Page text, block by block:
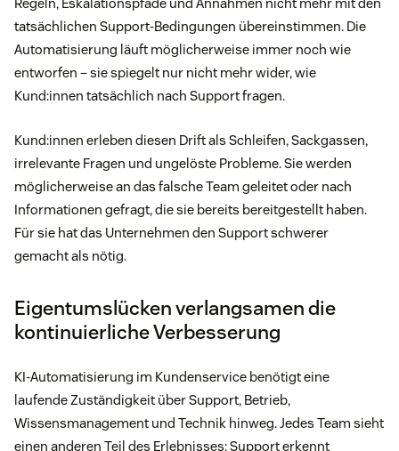
tatsächlichen Support-Bedingungen übereinstimmen. Die
Automatisierung läuft möglicherweise immer noch wie
entworfen – sie spiegelt nur nicht mehr wider, wie
Kund:innen tatsächlich nach Support fragen.
Kund:innen erleben diesen Drift als Schleifen, Sackgassen,
irrelevante Fragen und ungelöste Probleme. Sie werden
möglicherweise an das falsche Team geleitet oder nach
Informationen gefragt, die sie bereits bereitgestellt haben.
Für sie hat das Unternehmen den Support schwerer
gemacht als nötig.
Eigentumslücken verlangsamen die
kontinuierliche Verbesserung
KI-Automatisierung im Kundenservice benötigt eine
laufende Zuständigkeit über Support, Betrieb,
Wissensmanagement und Technik hinweg. Jedes Team sieht
einen anderen Teil des Erlebnisses: Support erkennt